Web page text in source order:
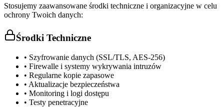
Stosujemy zaawansowane środki techniczne i organizacyjne w celu
ochrony Twoich danych:
Środki Techniczne
• Szyfrowanie danych (SSL/TLS, AES-256)
• Firewalle i systemy wykrywania intruzów
• Regularne kopie zapasowe
• Aktualizacje bezpieczeństwa
• Monitoring i logi dostępu
• Testy penetracyjne